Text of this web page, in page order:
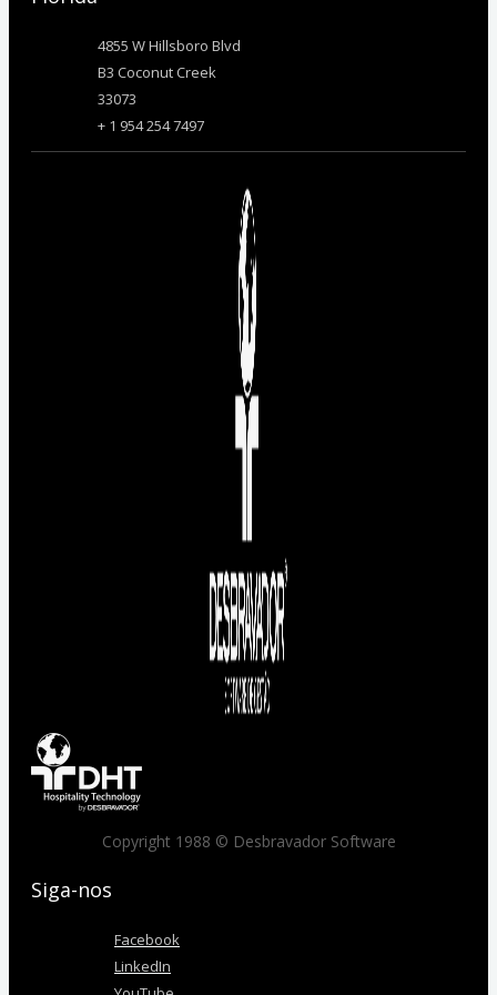
4855 W Hillsboro Blvd
B3 Coconut Creek
33073
+ 1 954 254 7497
Copyright 1988 © Desbravador Software
Siga-nos
Facebook
LinkedIn